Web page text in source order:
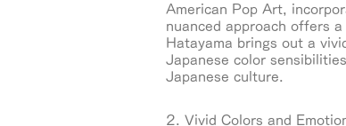
American Pop Art,
nuanced approach offers
Hatayama brings out a
Japanese color
Japanese culture.
2. Vivid Colors and